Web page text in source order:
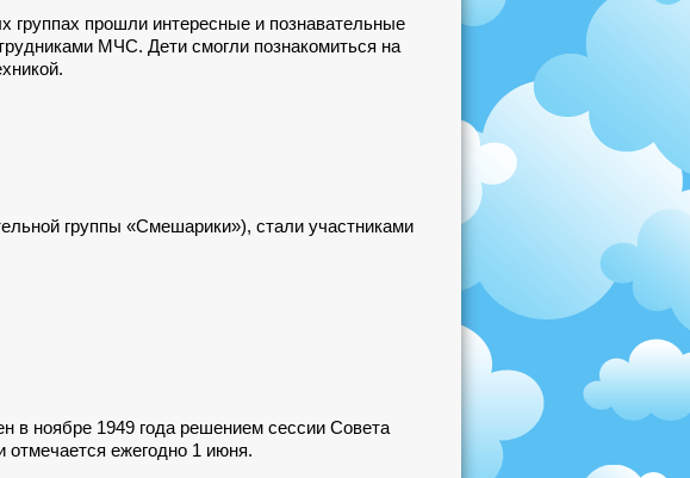
группах прошли интересные и познавательные
МЧС. Дети смогли познакомиться на
группы «Смешарики»), стали участниками
в ноябре 1949 года решением сессии Совета
ежегодно 1 июня.